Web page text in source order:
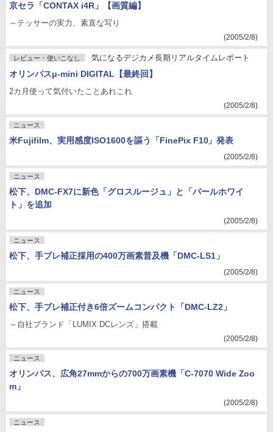
京セラ「CONTAX i4R」【画質編】
～テッサーの実力、素直な写り
(2005/2/8)
レビュー・使いこなし 気になるデジカメ長期リアルタイムレポート
オリンパスμ-mini DIGITAL【最終回】
2カ月使って気付いたことあれこれ
(2005/2/8)
ニュース
米Fujifilm、実用感度ISO1600を謳う「FinePix F10」発表
(2005/2/8)
ニュース
松下、DMC-FX7に新色「グロスルージュ」と「パールホワイ
ト」を追加
(2005/2/8)
ニュース
松下、手ブレ補正採用の400万画素普及機「DMC-LS1」
(2005/2/8)
ニュース
松下、手ブレ補正付き6倍ズームコンパクト「DMC-LZ2」
～自社ブランド「LUMIX DCレンズ」搭載
(2005/2/8)
ニュース
オリンパス、広角27mmからの700万画素機「C-7070 Wide Zoo
m」
(2005/2/8)
ニュース